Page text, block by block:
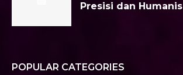
Presisi dan Humanis
POPULAR CATEGORIES